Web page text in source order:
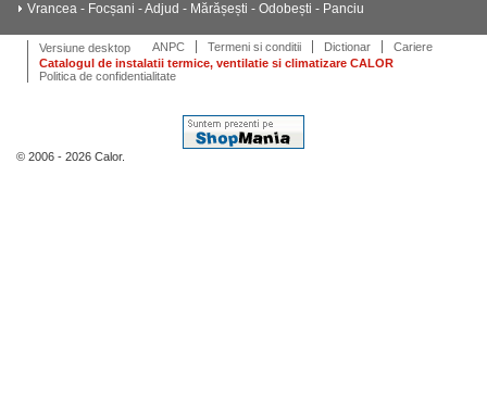
Vrancea - Focșani - Adjud - Mărășești - Odobești - Panciu
Versiune desktop ANPC Termeni si conditii Dictionar
Cariere
Catalogul de instalatii termice, ventilatie si climatizare CALOR
Politica de confidentialitate
© 2006 - 2026 Calor.